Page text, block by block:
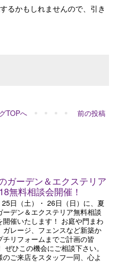
るかもしれませんので、引き
前の投稿
TOPへ
ガーデン＆エクステリア
無料相談会開催！
25日（土）・ 26日（日）に、夏
ーデン＆エクステリア無料相談
開催いたします！ お庭や門まわ
ガレージ、フェンスなど新築か
チリフォームまでご計画の皆
ぜひこの機会にご相談下さい。
のご来店をスタッフ一同、心よ